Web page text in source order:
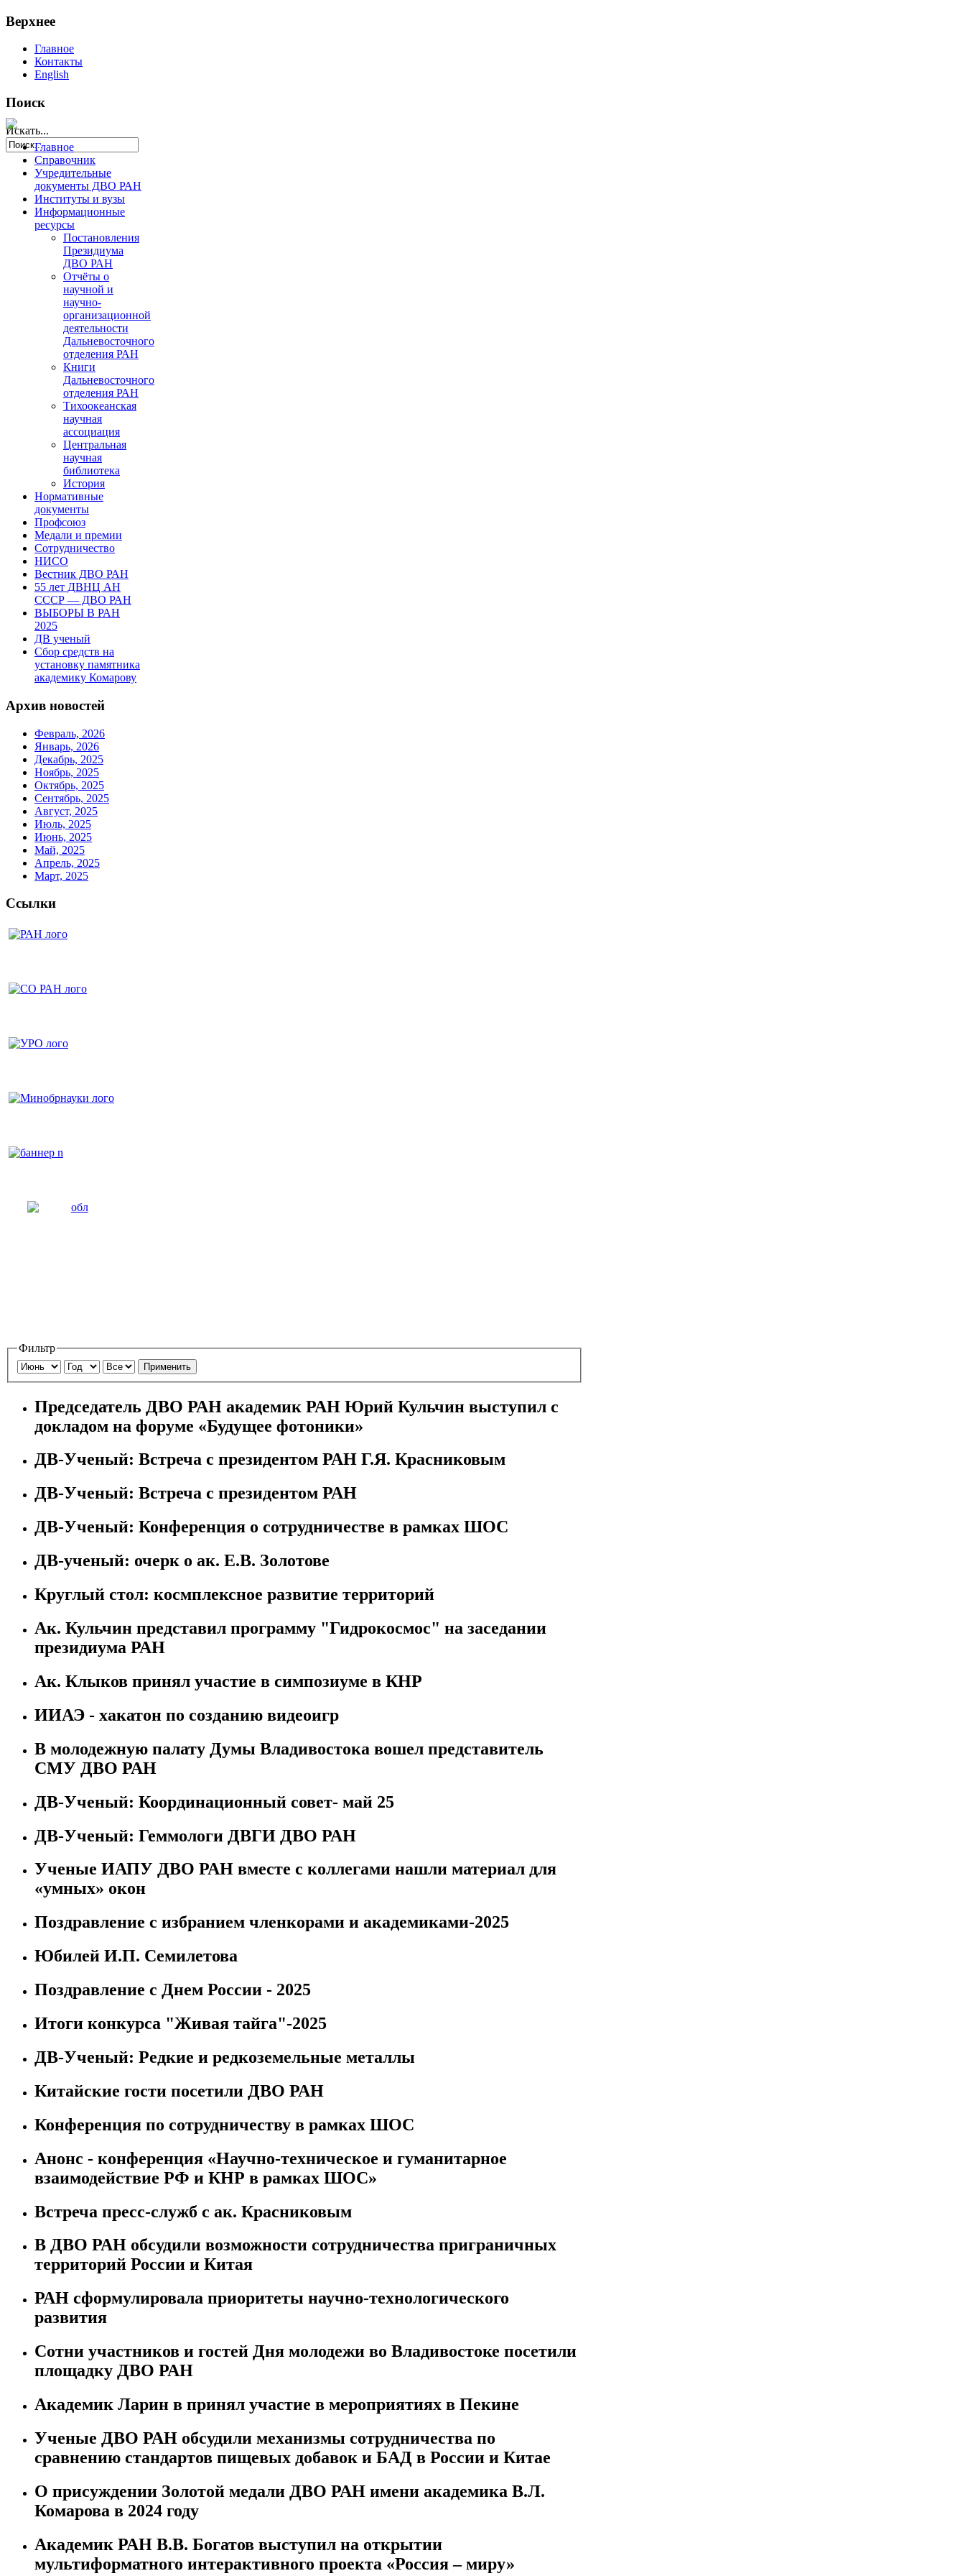
Верхнее
Главное
Контакты
English
Поиск
Искать...
Главное
Справочник
Учредительные
документы ДВО РАН
Институты и вузы
Информационные
ресурсы
Постановления
Президиума
ДВО РАН
Отчёты о
научной и
научно-
организационной
деятельности
Дальневосточного
отделения РАН
Книги
Дальневосточного
отделения РАН
Тихоокеанская
научная
ассоциация
Центральная
научная
библиотека
История
Нормативные
документы
Профсоюз
Медали и премии
Сотрудничество
НИСО
Вестник ДВО РАН
55 лет ДВНЦ АН
СССР — ДВО РАН
ВЫБОРЫ В РАН
2025
ДВ ученый
Сбор средств на
установку памятника
академику Комарову
Архив новостей
Февраль, 2026
Январь, 2026
Декабрь, 2025
Ноябрь, 2025
Октябрь, 2025
Сентябрь, 2025
Август, 2025
Июль, 2025
Июнь, 2025
Май, 2025
Апрель, 2025
Март, 2025
Ссылки
Фильтр
Применить
Председатель ДВО РАН академик РАН Юрий Кульчин выступил с
докладом на форуме «Будущее фотоники»
ДВ-Ученый: Встреча с президентом РАН Г.Я. Красниковым
ДВ-Ученый: Встреча с президентом РАН
ДВ-Ученый: Конференция о сотрудничестве в рамках ШОС
ДВ-ученый: очерк о ак. Е.В. Золотове
Круглый стол: космплексное развитие территорий
Ак. Кульчин представил программу "Гидрокосмос" на заседании
президиума РАН
Ак. Клыков принял участие в симпозиуме в КНР
ИИАЭ - хакатон по созданию видеоигр
В молодежную палату Думы Владивостока вошел представитель
СМУ ДВО РАН
ДВ-Ученый: Координационный совет- май 25
ДВ-Ученый: Геммологи ДВГИ ДВО РАН
Ученые ИАПУ ДВО РАН вместе с коллегами нашли материал для
«умных» окон
Поздравление с избранием членкорами и академиками-2025
Юбилей И.П. Семилетова
Поздравление с Днем России - 2025
Итоги конкурса "Живая тайга"-2025
ДВ-Ученый: Редкие и редкоземельные металлы
Китайские гости посетили ДВО РАН
Конференция по сотрудничеству в рамках ШОС
Анонс - конференция «Научно-техническое и гуманитарное
взаимодействие РФ и КНР в рамках ШОС»
Встреча пресс-служб с ак. Красниковым
В ДВО РАН обсудили возможности сотрудничества приграничных
территорий России и Китая
РАН сформулировала приоритеты научно-технологического
развития
Сотни участников и гостей Дня молодежи во Владивостоке посетили
площадку ДВО РАН
Академик Ларин в принял участие в мероприятиях в Пекине
Ученые ДВО РАН обсудили механизмы сотрудничества по
сравнению стандартов пищевых добавок и БАД в России и Китае
О присуждении Золотой медали ДВО РАН имени академика В.Л.
Комарова в 2024 году
Академик РАН В.В. Богатов выступил на открытии
мультиформатного интерактивного проекта «Россия – миру»